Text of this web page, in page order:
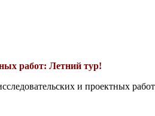
работ: Летний тур!
и проектных